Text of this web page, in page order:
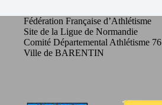
Fédération Française d’Athlétisme
Site de la Ligue de Normandie
Comité Départemental Athlétisme 76
Ville de BARENTIN